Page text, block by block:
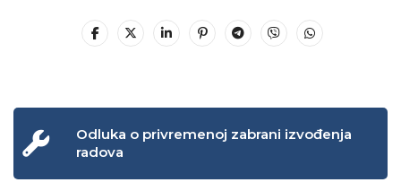
Odluka o privremenoj zabrani izvođenja
radova